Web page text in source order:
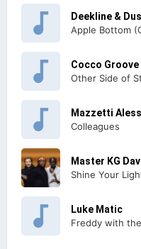
Apple Bottom
Cocco Groove
Other Side of
Mazzetti
Colleagues
Master KG
Shine Your
Luke Matic
Freddy with